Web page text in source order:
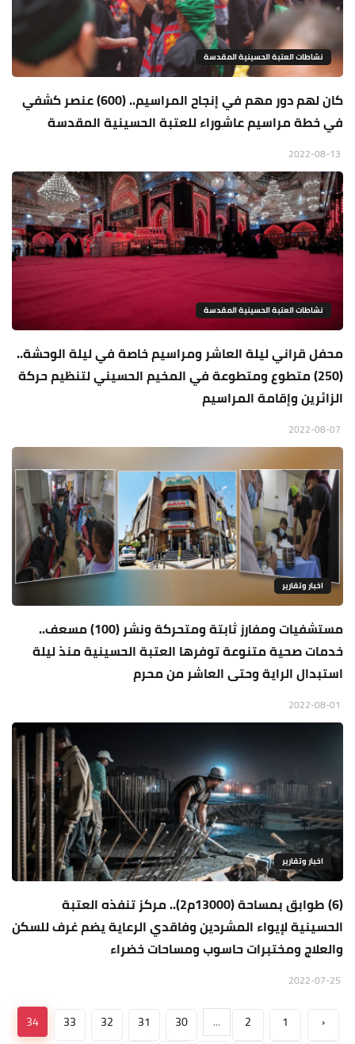
نشاطات العتبة الحسينية المقدسة
كان لهم دور مهم في إنجاح المراسيم.. (600) عنصر كشفي
في خطة مراسيم عاشوراء للعتبة الحسينية المقدسة
نشاطات العتبة الحسينية المقدسة
محفل قراني ليلة العاشر ومراسيم خاصة في ليلة الوحشة..
(250) متطوع ومتطوعة في المخيم الحسيني لتنظيم حركة
الزائرين وإقامة المراسيم
اخبار وتقارير
مستشفيات ومفارز ثابتة ومتحركة ونشر (100) مسعف..
خدمات صحية متنوعة توفرها العتبة الحسينية منذ ليلة
استبدال الراية وحتى العاشر من محرم
اخبار وتقارير
(6) طوابق بمساحة (13000م2).. مركز تنفذه العتبة
الحسينية لإيواء المشردين وفاقدي الرعاية يضم غرف للسكن
والعلاج ومختبرات حاسوب ومساحات خضراء
‹
1
2
...
30
31
32
33
34